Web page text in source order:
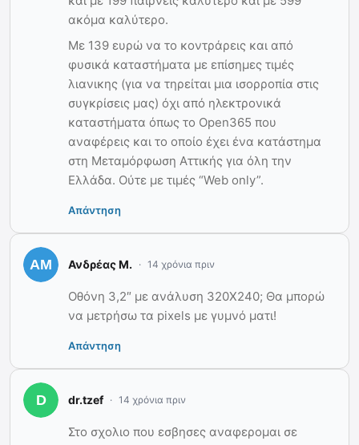
ακόμα καλύτερο.
Με 139 ευρώ να το κοντράρεις και από
φυσικά καταστήματα με επίσημες τιμές
λιανικης (για να τηρείται μια ισορροπία στις
συγκρίσεις μας) όχι από ηλεκτρονικά
καταστήματα όπως το Open365 που
αναφέρεις και το οποίο έχει ένα κατάστημα
στη Μεταμόρφωση Αττικής για όλη την
Ελλάδα. Ούτε με τιμές “Web only”.
Απάντηση
Ανδρέας Μ. 14 χρόνια πριν
Οθόνη 3,2″ με ανάλυση 320Χ240; Θα μπορώ
να μετρήσω τα pixels με γυμνό ματι!
Απάντηση
dr.tzef 14 χρόνια πριν
Στο σχολιο που εσβησες αναφερομαι σε